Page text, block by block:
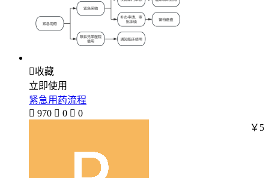
收藏
立即使用
紧急用药流程
 970  0  0
￥5